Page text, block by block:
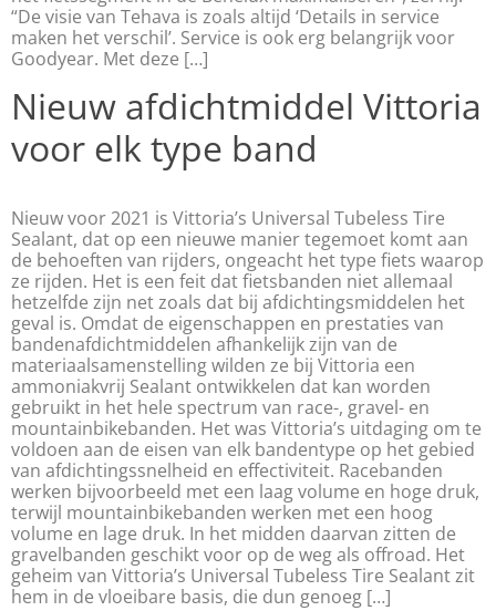
“De visie van Tehava is zoals altijd ‘Details in service
maken het verschil’. Service is ook erg belangrijk voor
Goodyear. Met deze […]
Nieuw afdichtmiddel Vittoria
voor elk type band
Nieuw voor 2021 is Vittoria’s Universal Tubeless Tire
Sealant, dat op een nieuwe manier tegemoet komt aan
de behoeften van rijders, ongeacht het type fiets waarop
ze rijden. Het is een feit dat fietsbanden niet allemaal
hetzelfde zijn net zoals dat bij afdichtingsmiddelen het
geval is. Omdat de eigenschappen en prestaties van
bandenafdichtmiddelen afhankelijk zijn van de
materiaalsamenstelling wilden ze bij Vittoria een
ammoniakvrij Sealant ontwikkelen dat kan worden
gebruikt in het hele spectrum van race-, gravel- en
mountainbikebanden. Het was Vittoria’s uitdaging om te
voldoen aan de eisen van elk bandentype op het gebied
van afdichtingssnelheid en effectiviteit. Racebanden
werken bijvoorbeeld met een laag volume en hoge druk,
terwijl mountainbikebanden werken met een hoog
volume en lage druk. In het midden daarvan zitten de
gravelbanden geschikt voor op de weg als offroad. Het
geheim van Vittoria’s Universal Tubeless Tire Sealant zit
hem in de vloeibare basis, die dun genoeg […]